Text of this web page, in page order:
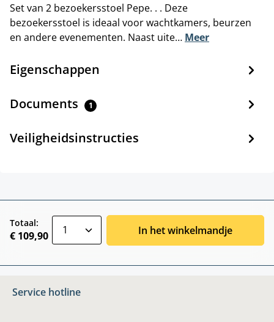
Set van 2 bezoekersstoel Pepe. . . Deze
bezoekersstoel is ideaal voor wachtkamers, beurzen
en andere evenementen. Naast uite… Meer
Eigenschappen
Documents 1
Veiligheidsinstructies
Totaal:
€ 109,90 In het winkelmandje
Service hotline